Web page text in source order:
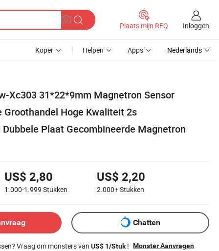
Plaats mijn RFQ Inloggen
Koper Helpen Apps Nederlands
Xc303 31*22*9mm Magnetron Sensor
Groothandel Hoge Kwaliteit 2s
Plaat Gecombineerde Magnetron
US$ 2,80
1.000-1.999 Stukken
US$ 2,20
2.000+Stukken
Chatten
Vraag om monsters van US$ 1/Stuk! Monster Aanvragen